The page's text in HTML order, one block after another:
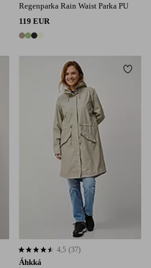
Regenparka Rain Waist Parka PU
119 EUR
4 kleuren
aan favorieten
Áhkká
4,5 op basis van 37 beoordelingen
4,5 (37)